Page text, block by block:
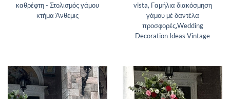
καθρέφτη - Στολισμός γάμου
κτήμα Άνθεμις
vista, Γαμήλια διακόσμηση
γάμου μέ δαντέλα
προσφορές,Wedding
Decoration Ideas Vintage